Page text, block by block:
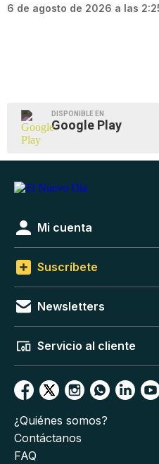
6 de agosto de 2026 a las
DISPONIBLE EN
Google Play
Mi cuenta
Suscríbete
Newsletters
Servicio al cliente
¿Quiénes somos?
Contáctanos
FAQ